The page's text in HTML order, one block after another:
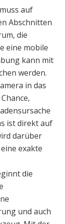
auf
Abschnitten
die
eine mobile
kann mit
werden.
in das
ist direkt auf
darüber
exakte
die
und auch